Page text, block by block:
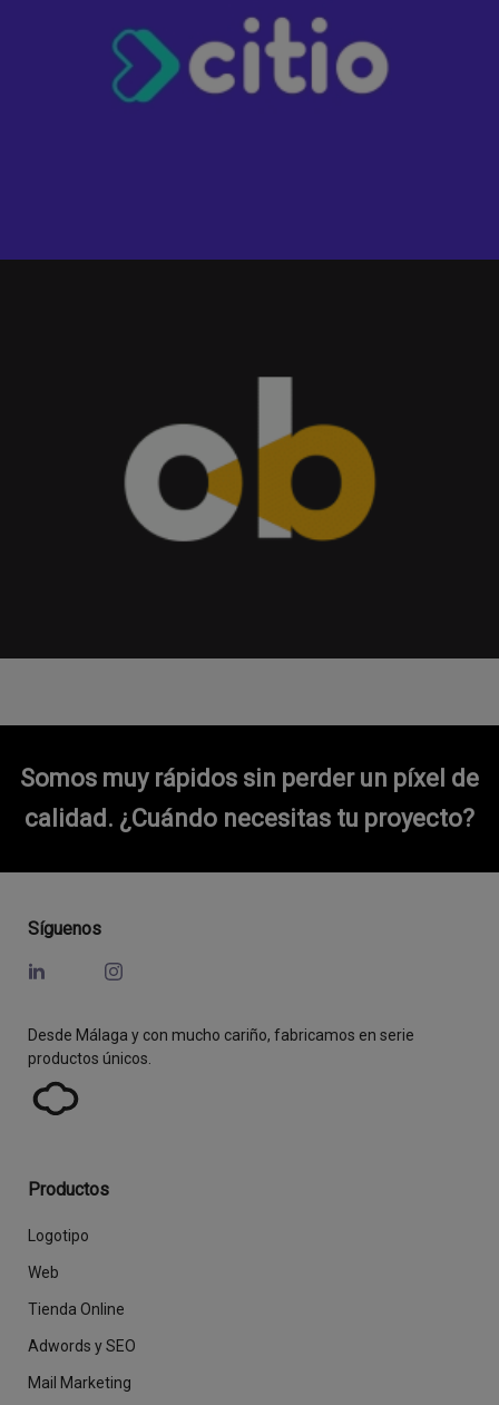
Somos muy rápidos sin perder un píxel de
calidad. ¿Cuándo necesitas tu proyecto?
Síguenos
Desde Málaga y con mucho cariño, fabricamos en serie
productos únicos.
Productos
Logotipo
Web
Tienda Online
Adwords y SEO
Mail Marketing